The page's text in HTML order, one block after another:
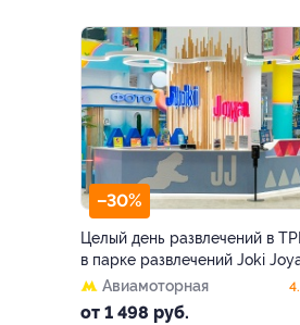
«Эдельвейс»​)
–30%
Целый день развлечений в
в парке развлечений Joki
Авиамоторная
от 1 498 руб.